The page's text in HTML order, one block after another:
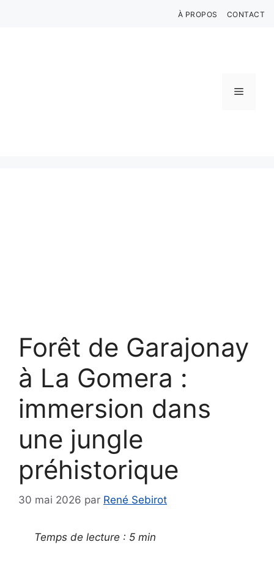
À PROPOS CONTACT
Menu
Forêt de Garajonay
à La Gomera :
immersion dans
une jungle
préhistorique
30 mai 2026 par René Sebirot
Temps de lecture : 5 min